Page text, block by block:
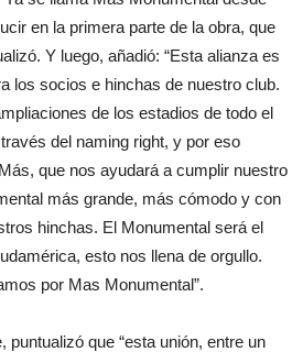
en la primera parte de la obra, que
Y luego, añadió: “Esta alianza es
los socios e hinchas de nuestro club.
de los estadios de todo el
del naming right, y por eso
que nos ayudará a cumplir nuestro
más grande, más cómodo y con
hinchas. El Monumental será el
esto nos llena de orgullo.
por Mas Monumental”.
puntualizó que “esta unión, entre un